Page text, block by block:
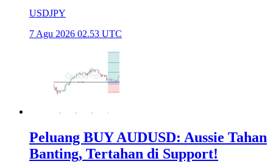
USDJPY
7 Agu 2026 02.53 UTC
Peluang BUY AUDUSD: Aussie Tahan
Banting, Tertahan di Support!